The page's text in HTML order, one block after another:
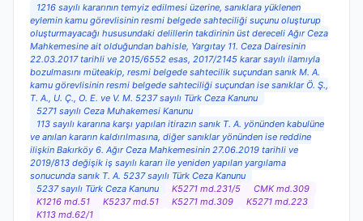
1216 sayılı kararının temyiz edilmesi üzerine, sanıklara yüklenen
eylemin kamu görevlisinin resmi belgede sahteciliği suçunu oluşturup
oluşturmayacağı hususundaki delillerin takdirinin üst dereceli Ağır Ceza
Mahkemesine ait olduğundan bahisle, Yargıtay 11. Ceza Dairesinin
22.03.2017 tarihli ve 2015/6552 esas, 2017/2145 karar sayılı ilamıyla
bozulmasını müteakip, resmi belgede sahtecilik suçundan sanık M. A.
kamu görevlisinin resmi belgede sahteciliği suçundan ise sanıklar Ö. Ş.,
T. A., U. Ç., O. E. ve V. M. 5237 sayılı Türk Ceza Kanunu
5271 sayılı Ceza Muhakemesi Kanunu
113 sayılı kararına karşı yapılan itirazın sanık T. A. yönünden kabulüne
ve anılan kararın kaldırılmasına, diğer sanıklar yönünden ise reddine
ilişkin Bakırköy 6. Ağır Ceza Mahkemesinin 27.06.2019 tarihli ve
2019/813 değişik iş sayılı kararı ile yeniden yapılan yargılama
sonucunda sanık T. A. 5237 sayılı Türk Ceza Kanunu
5237 sayılı Türk Ceza Kanunu
K5271 md.231/5
CMK md.309
K1216 md.51
K5237 md.51 K5271 md.309
K5271 md.223
K113 md.62/1